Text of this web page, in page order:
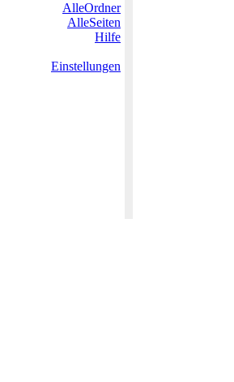
AlleOrdner
AlleSeiten
Hilfe
Einstellungen